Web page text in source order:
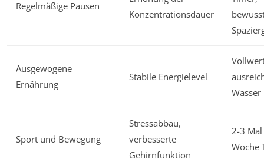
Regelmäßige Pausen
Konzentrationsdauer
Ausgewogene
Ernährung
Stabile Energielevel
Wasser
Sport und Bewegung
Stressabbau,
verbesserte
Gehirnfunktion
2-3
Woche